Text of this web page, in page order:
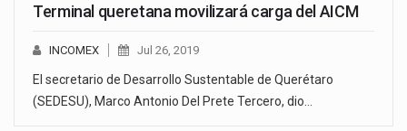
Terminal queretana movilizará carga del AICM
INCOMEX Jul 26, 2019
El secretario de Desarrollo Sustentable de Querétaro
(SEDESU), Marco Antonio Del Prete Tercero, dio…